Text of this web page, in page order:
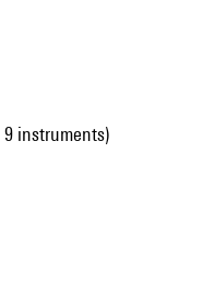
instruments)